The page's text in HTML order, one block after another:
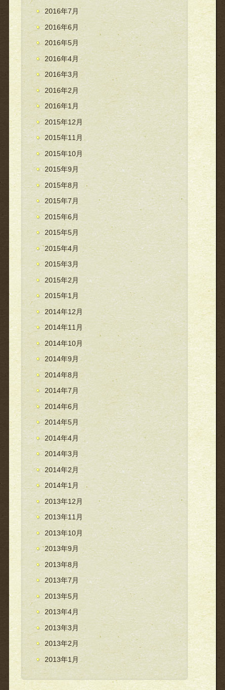
2016年7月
2016年6月
2016年5月
2016年4月
2016年3月
2016年2月
2016年1月
2015年12月
2015年11月
2015年10月
2015年9月
2015年8月
2015年7月
2015年6月
2015年5月
2015年4月
2015年3月
2015年2月
2015年1月
2014年12月
2014年11月
2014年10月
2014年9月
2014年8月
2014年7月
2014年6月
2014年5月
2014年4月
2014年3月
2014年2月
2014年1月
2013年12月
2013年11月
2013年10月
2013年9月
2013年8月
2013年7月
2013年5月
2013年4月
2013年3月
2013年2月
2013年1月